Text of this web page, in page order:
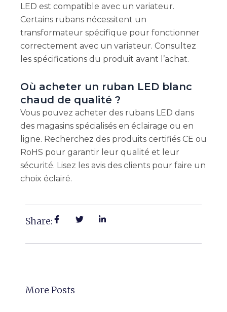
LED est compatible avec un variateur.
Certains rubans nécessitent un
transformateur spécifique pour fonctionner
correctement avec un variateur. Consultez
les spécifications du produit avant l’achat.
Où acheter un ruban LED blanc
chaud de qualité ?
Vous pouvez acheter des rubans LED dans
des magasins spécialisés en éclairage ou en
ligne. Recherchez des produits certifiés CE ou
RoHS pour garantir leur qualité et leur
sécurité. Lisez les avis des clients pour faire un
choix éclairé.
Share:
More Posts